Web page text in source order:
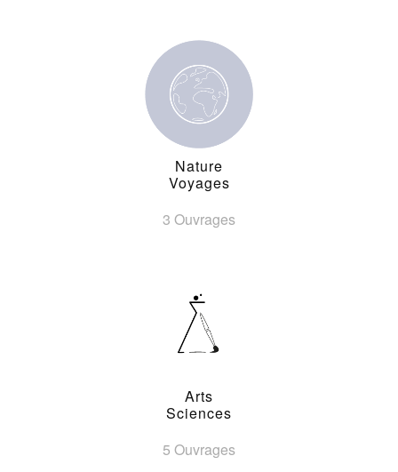
Nature
Voyages
3 Ouvrages
Arts
Sciences
5 Ouvrages